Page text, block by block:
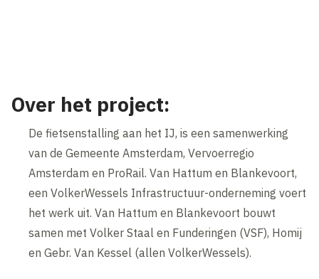
Wijzig cookie instellingen
Over het project:
De fietsenstalling aan het IJ, is een samenwerking
van de Gemeente Amsterdam, Vervoerregio
Amsterdam en ProRail. Van Hattum en Blankevoort,
een VolkerWessels Infrastructuur-onderneming voert
het werk uit. Van Hattum en Blankevoort bouwt
samen met Volker Staal en Funderingen (VSF), Homij
en Gebr. Van Kessel (allen VolkerWessels).